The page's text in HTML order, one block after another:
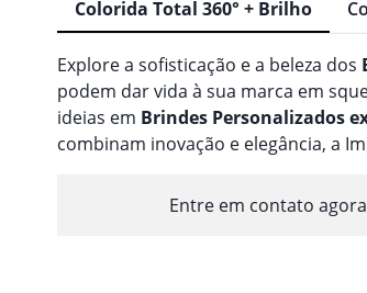
Colorida Total 360° + Brilho
Explore a sofisticação e a beleza dos
podem dar vida à sua marca em
ideias em Brindes Personalizados
combinam inovação e elegância, a
Entre em contato